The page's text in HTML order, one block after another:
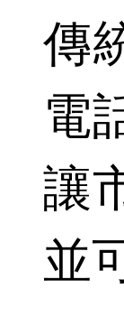
傳
電
讓
並